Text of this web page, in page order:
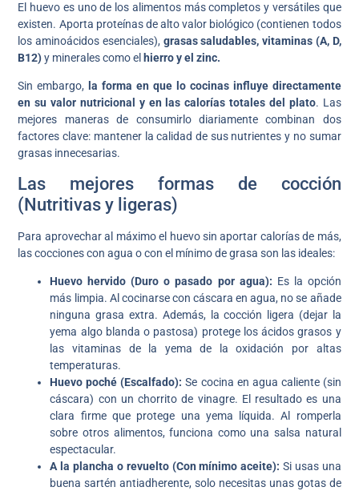
El huevo es uno de los alimentos más completos y versátiles que
existen. Aporta proteínas de alto valor biológico (contienen todos
los aminoácidos esenciales), grasas saludables, vitaminas (A, D,
B12)y minerales como el hierro y el zinc.
Sin embargo,
la forma en que lo cocinas influye directamente
en su valor nutricional y en las calorías totales del plato. Las
mejores maneras de consumirlo diariamente combinan dos
factores clave: mantener la calidad de sus nutrientes y no sumar
grasas innecesarias.
Las mejores formas de cocción
(Nutritivas y ligeras)
Para aprovechar al máximo el huevo sin aportar calorías de más,
las cocciones con agua o con el mínimo de grasa son las ideales:
Huevo hervido (Duro o pasado por agua): Es la opción
más limpia. Al cocinarse con cáscara en agua, no se añade
ninguna grasa extra. Además, la cocción ligera (dejar la
yema algo blanda o pastosa) protege los ácidos grasos y
las vitaminas de la yema de la oxidación por altas
temperaturas.
Huevo poché (Escalfado): Se cocina en agua caliente (sin
cáscara) con un chorrito de vinagre. El resultado es una
clara firme que protege una yema líquida. Al romperla
sobre otros alimentos, funciona como una salsa natural
espectacular.
A la plancha o revuelto (Con mínimo aceite): Si usas una
buena sartén antiadherente, solo necesitas unas gotas de